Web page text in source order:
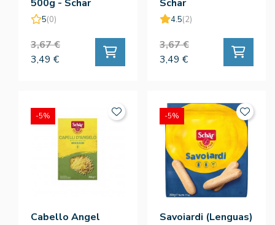
500g - Schar
5(0)
3,67 €
3,49 €
Schar
4.5(2)
3,67 €
3,49 €
Cabello Angel
-5%
Savoiardi (Lenguas)
-5%